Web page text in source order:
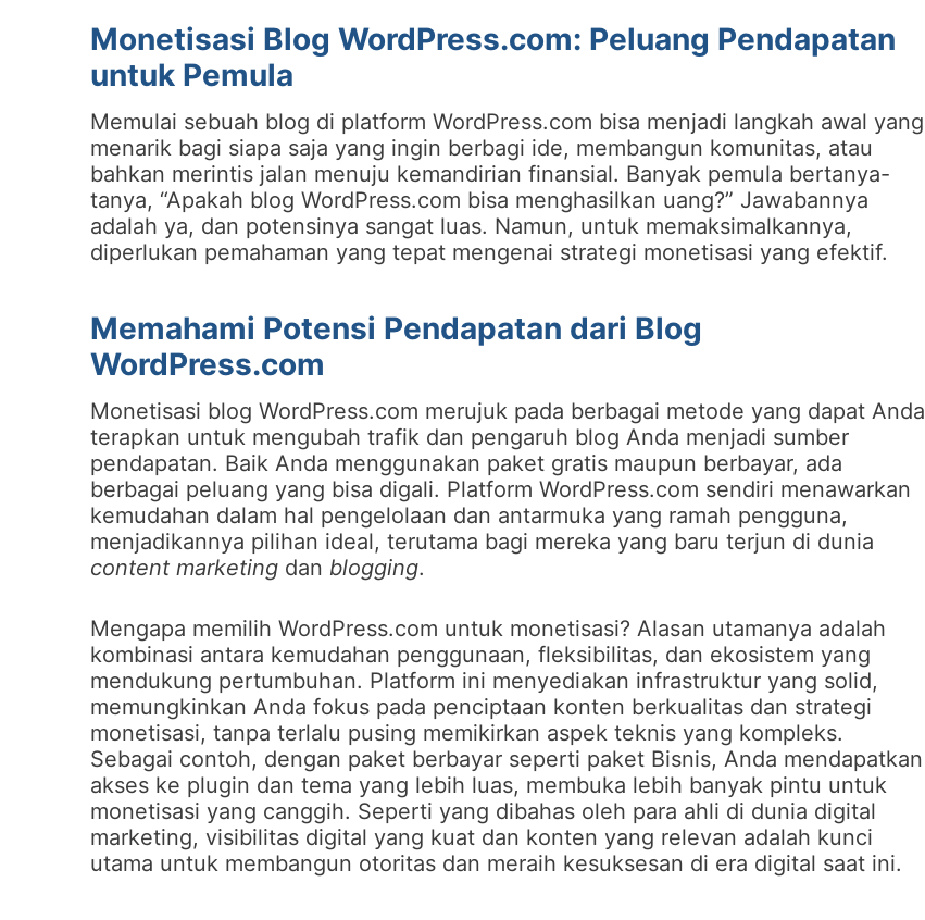
Monetisasi Blog WordPress.com: Peluang Pendapatan
untuk Pemula
Memulai sebuah blog di platform WordPress.com bisa menjadi langkah awal yang
menarik bagi siapa saja yang ingin berbagi ide, membangun komunitas, atau
bahkan merintis jalan menuju kemandirian finansial. Banyak pemula bertanya-
tanya, “Apakah blog WordPress.com bisa menghasilkan uang?” Jawabannya
adalah ya, dan potensinya sangat luas. Namun, untuk memaksimalkannya,
diperlukan pemahaman yang tepat mengenai strategi monetisasi yang efektif.
Memahami Potensi Pendapatan dari Blog
WordPress.com
Monetisasi blog WordPress.com merujuk pada berbagai metode yang dapat Anda
terapkan untuk mengubah trafik dan pengaruh blog Anda menjadi sumber
pendapatan. Baik Anda menggunakan paket gratis maupun berbayar, ada
berbagai peluang yang bisa digali. Platform WordPress.com sendiri menawarkan
kemudahan dalam hal pengelolaan dan antarmuka yang ramah pengguna,
menjadikannya pilihan ideal, terutama bagi mereka yang baru terjun di dunia
content marketing dan blogging.
Mengapa memilih WordPress.com untuk monetisasi? Alasan utamanya adalah
kombinasi antara kemudahan penggunaan, fleksibilitas, dan ekosistem yang
mendukung pertumbuhan. Platform ini menyediakan infrastruktur yang solid,
memungkinkan Anda fokus pada penciptaan konten berkualitas dan strategi
monetisasi, tanpa terlalu pusing memikirkan aspek teknis yang kompleks.
Sebagai contoh, dengan paket berbayar seperti paket Bisnis, Anda mendapatkan
akses ke plugin dan tema yang lebih luas, membuka lebih banyak pintu untuk
monetisasi yang canggih. Seperti yang dibahas oleh para ahli di dunia digital
marketing, visibilitas digital yang kuat dan konten yang relevan adalah kunci
utama untuk membangun otoritas dan meraih kesuksesan di era digital saat ini.